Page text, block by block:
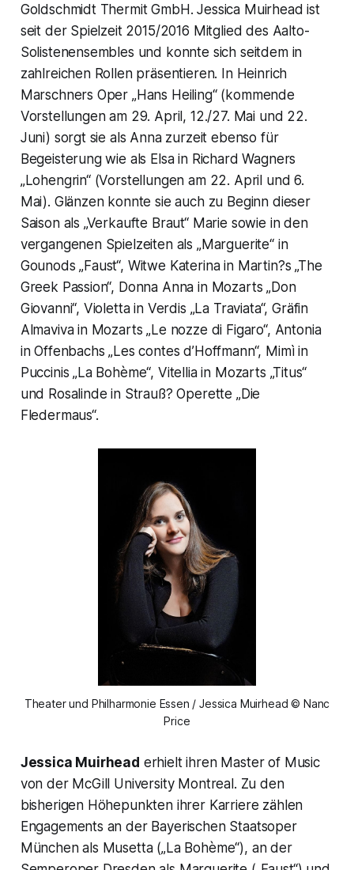
Goldschmidt Thermit GmbH. Jessica Muirhead ist
seit der Spielzeit 2015/2016 Mitglied des Aalto-
Solistenensembles und konnte sich seitdem in
zahlreichen Rollen präsentieren. In Heinrich
Marschners Oper „Hans Heiling“ (kommende
Vorstellungen am 29. April, 12./27. Mai und 22.
Juni) sorgt sie als Anna zurzeit ebenso für
Begeisterung wie als Elsa in Richard Wagners
„Lohengrin“ (Vorstellungen am 22. April und 6.
Mai). Glänzen konnte sie auch zu Beginn dieser
Saison als „Verkaufte Braut“ Marie sowie in den
vergangenen Spielzeiten als „Marguerite“ in
Gounods „Faust“, Witwe Katerina in Martin?s „The
Greek Passion“, Donna Anna in Mozarts „Don
Giovanni“, Violetta in Verdis „La Traviata“, Gräfin
Almaviva in Mozarts „Le nozze di Figaro“, Antonia
in Offenbachs „Les contes d’Hoffmann“, Mimì in
Puccinis „La Bohème“, Vitellia in Mozarts „Titus“
und Rosalinde in Strauß? Operette „Die
Fledermaus“.
Theater und Philharmonie Essen / Jessica Muirhead © Nanc
Price
Jessica Muirhead erhielt ihren Master of Music
von der McGill University Montreal. Zu den
bisherigen Höhepunkten ihrer Karriere zählen
Engagements an der Bayerischen Staatsoper
München als Musetta („La Bohème“), an der